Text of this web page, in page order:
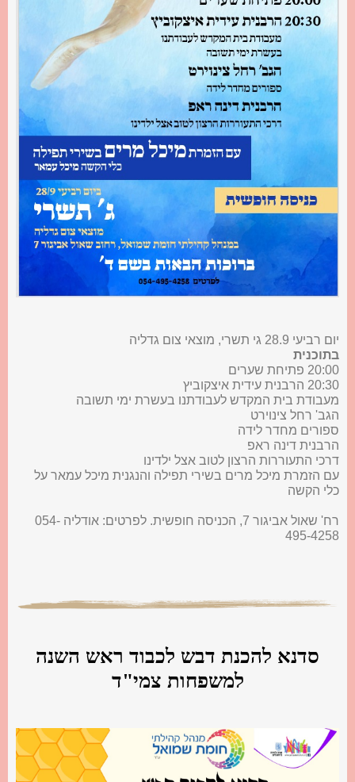
יום רביעי 28.9 גי תשרי, מוצאי צום גדליה
בתוכנית
20:00 פתיחת שערים
20:30 הרבנית עידית איצקוביץ
מעבודת בית המקדש לעבודתנו בעשרת ימי תשובה
הגב' רחל צינוירט
ספורים מחדר לידה
הרבנית דינה ראפ
דרכי התעוררות הרצון לטוב אצל ילדינו
עם הזמרת מיכל מרים בשירי תפילה והנגנית מיכל עמאר על
כלי הקשה
רח' שאול אביגור 7, הכניסה חופשית. לפרטים: אודליה 054-
495-4258
סדנא להכנת דבש לכבוד ראש השנה
למשפחות צמי"ד